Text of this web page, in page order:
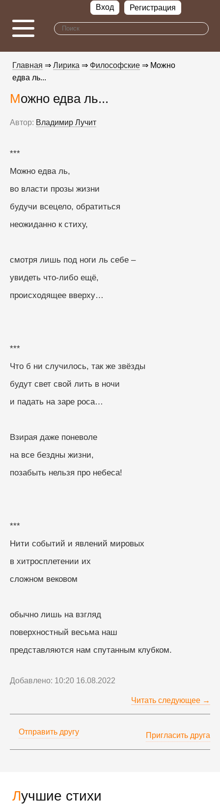
Вход Регистрация
Лучшие стихи
Главная ⇒ Лирика ⇒ Философские ⇒ Можно
едва ль...
Можно едва ль...
Автор: Владимир Лучит
***
Можно едва ль,
во власти прозы жизни
будучи всецело, обратиться
неожиданно к стиху,
смотря лишь под ноги ль себе –
увидеть что-либо ещё,
происходящее вверху…
***
Что б ни случилось, так же звёзды
будут свет свой лить в ночи
и падать на заре роса…
Взирая даже поневоле
на все бездны жизни,
позабыть нельзя про небеса!
***
Нити событий и явлений мировых
в хитросплетении их
сложном вековом
обычно лишь на взгляд
поверхностный весьма наш
представляются нам спутанным клубком.
Добавлено: 10:20 16.08.2022
Читать следующее →
Отправить другу Пригласить друга